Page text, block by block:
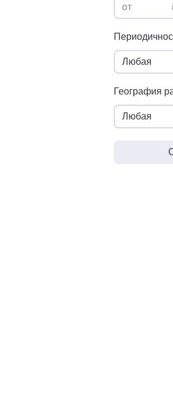
от
Любая
География
Любая